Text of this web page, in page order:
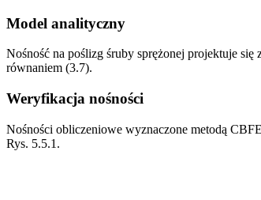
Model analityczny
Nośność na poślizg śruby sprężonej projektuje
równaniem (3.7).
Weryfikacja nośności
Nośności obliczeniowe wyznaczone metodą
Rys. 5.5.1.